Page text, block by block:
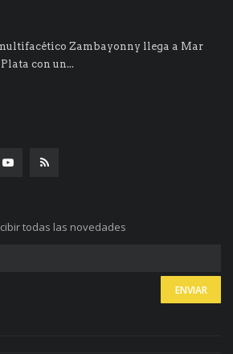
Zambayonny llega a Mar
con un...
todas las novedades